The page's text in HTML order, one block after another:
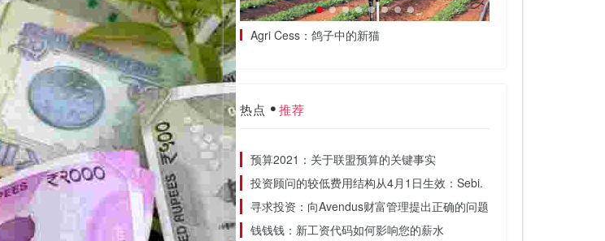
巴索达银行为每股零售楼梯统计价格为85.98卢
比
Agri Cess：鸽子中的新猫
热点 推荐
预算2021：关于联盟预算的关键事实
投资顾问的较低费用结构从4月1日生效：Sebi.
寻求投资：向Avendus财富管理提出正确的问题
钱钱钱：新工资代码如何影响您的薪水